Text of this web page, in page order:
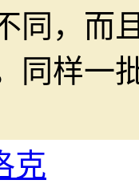
同，而
同样一
克